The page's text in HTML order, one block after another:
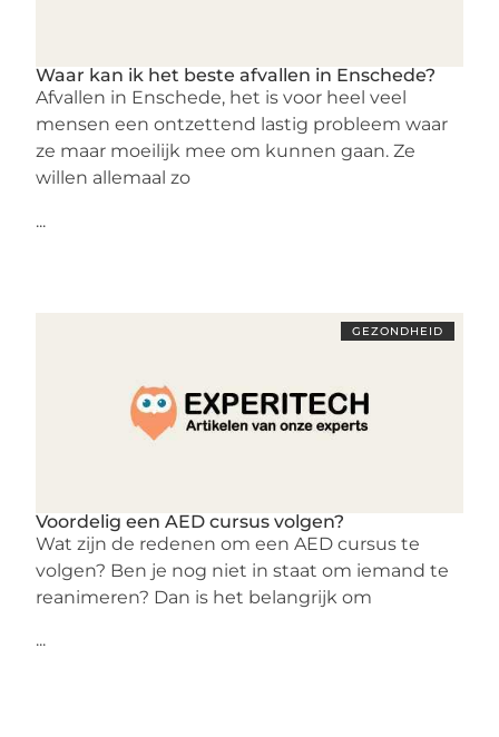
Waar kan ik het beste afvallen in Enschede?
Afvallen in Enschede, het is voor heel veel
mensen een ontzettend lastig probleem waar
ze maar moeilijk mee om kunnen gaan. Ze
willen allemaal zo
...
GEZONDHEID
Voordelig een AED cursus volgen?
Wat zijn de redenen om een AED cursus te
volgen? Ben je nog niet in staat om iemand te
reanimeren? Dan is het belangrijk om
...